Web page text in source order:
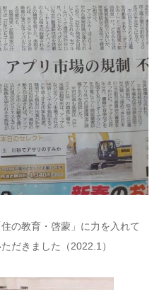
の教育・啓蒙」に力を入れて
だきました（2022.1）